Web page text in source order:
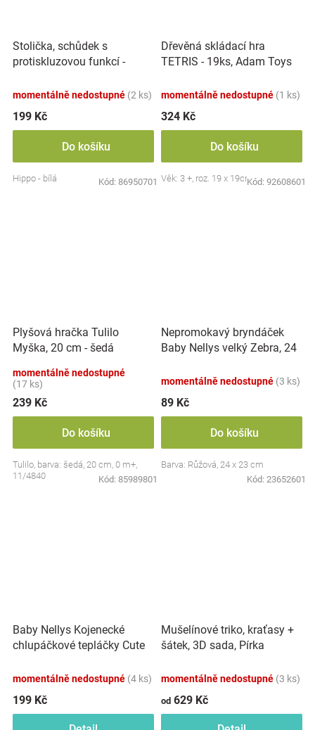
Stolička, schůdek s
protiskluzovou funkcí -
momentálně nedostupné (2 ks)
199 Kč
Do košíku
Hippo - bílá Kód: 86950701
Dřevěná skládací hra
TETRIS - 19ks, Adam Toys
momentálně nedostupné (1 ks)
324 Kč
Do košíku
Věk: 3 +, roz. 19 x 19cmKód: 92608601
Plyšová hračka Tulilo
Myška, 20 cm - šedá
momentálně nedostupné
(17 ks)
239 Kč
Do košíku
Tulilo, barva: šedá, 20 cm, 0 m+,
11/4840
Kód: 85989801
Nepromokavý bryndáček
Baby Nellys velký Zebra, 24
momentálně nedostupné (3 ks)
89 Kč
Do košíku
Barva: Růžová, 24 x 23 cm
Kód: 23652601
Baby Nellys Kojenecké
chlupáčkové tepláčky Cute
momentálně nedostupné (4 ks)
199 Kč
Mušelínové triko, kraťasy +
šátek, 3D sada, Pírka
momentálně nedostupné (3 ks)
od 629 Kč